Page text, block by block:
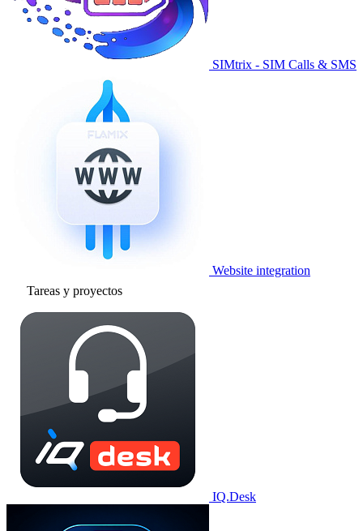
SIMtrix - SIM Calls & SMS
Website integration
Tareas y proyectos
IQ.Desk